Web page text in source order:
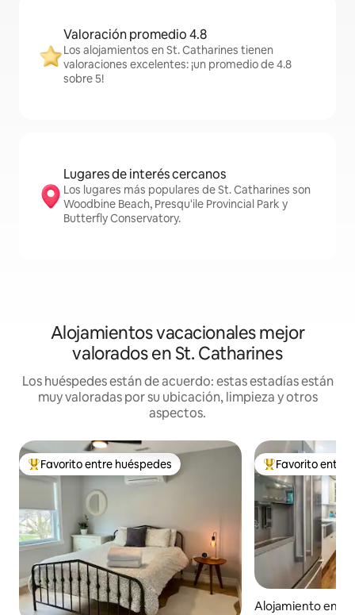
Valoración promedio 4.8
Los alojamientos en St. Catharines tienen
valoraciones excelentes: ¡un promedio de 4.8
sobre 5!
Lugares de interés cercanos
Los lugares más populares de St. Catharines son
Woodbine Beach, Presqu'ile Provincial Park y
Butterfly Conservatory.
Alojamientos vacacionales mejor
valorados en St. Catharines
Los huéspedes están de acuerdo: estas estadías están
muy valoradas por su ubicación, limpieza y otros
aspectos.
Favorito entre huéspedes preferido
Favorito entre huéspedes Favorito entre
Favorito entre
Alojamiento en